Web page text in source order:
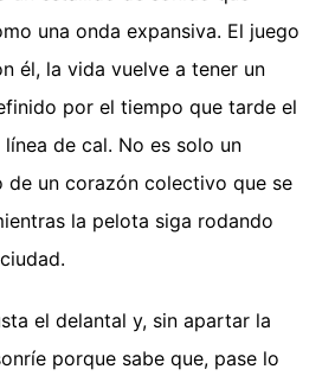
una onda expansiva. El juego
él, la vida vuelve a tener un
por el tiempo que tarde el
de cal. No es solo un
un corazón colectivo que se
la pelota siga rodando
el delantal y, sin apartar la
porque sabe que, pase lo